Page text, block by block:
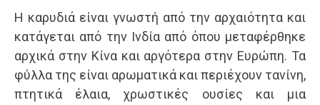
Η καρυδιά είναι γνωστή από την αρχαιότητα και
κατάγεται από την Ινδία από όπου μεταφέρθηκε
αρχικά στην Κίνα και αργότερα στην Ευρώπη. Τα
φύλλα της είναι αρωματικά και περιέχουν τανίνη,
πτητικά έλαια, χρωστικές ουσίες και μια